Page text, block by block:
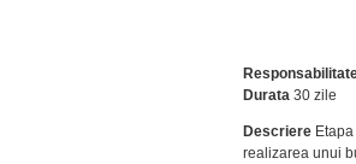
Durata 30 zile
Descriere
realizarea unui